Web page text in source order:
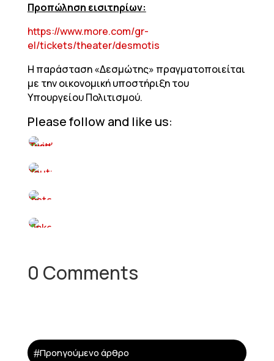
Προπώληση εισιτηρίων:
https://www.more.com/gr-
el/tickets/theater/desmotis
Η παράσταση «Δεσμώτης» πραγματοποιείται
με την οικονομική υποστήριξη του
Υπουργείου Πολιτισμού.
Please follow and like us:
0 Comments
#Προηγούμενο άρθρο